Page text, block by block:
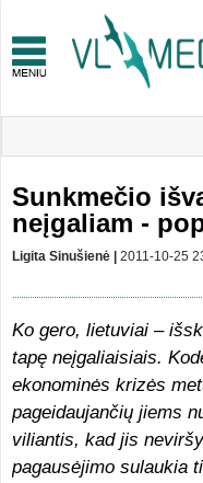
Sunkmečio
neįgaliam -
Ligita Sinušienė | 2011-10-25
Ko gero, lietuviai –
tapę neįgaliaisiais.
ekonominės krizės
pageidaujančių jiems
viliantis, kad jis
pagausėjimo sulaukia